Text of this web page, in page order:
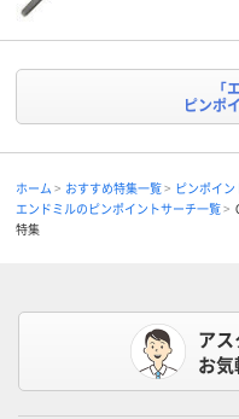
「
ピンポ
ホーム おすすめ特集一覧
ピンポイ
エンドミルのピンポイントサーチ一覧
特集
ア
お気